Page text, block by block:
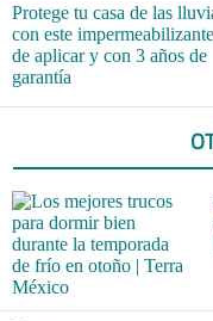
Protege tu casa de las
con este
de aplicar y con 3 años de
garantía